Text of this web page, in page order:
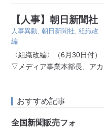
【人事】朝日新聞社
人事異動,朝日新聞社,組織改
編
〈組織改編〉（6月30日付
▽メディア事業本部長、ア
おすすめ記事
全国新聞販売フォ